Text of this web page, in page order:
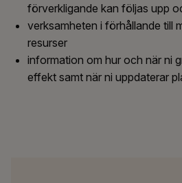
förverkligande kan följas upp
verksamheten i förhållande till
resurser
information om hur och när ni
effekt samt när ni uppdaterar